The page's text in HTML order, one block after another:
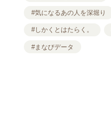
#気になるあの人を深堀り
#しかくとはたらく。
#まなびデータ